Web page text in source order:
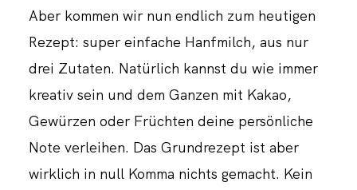
Aber kommen wir nun endlich zum heutigen
Rezept: super einfache Hanfmilch, aus nur
drei Zutaten. Natürlich kannst du wie immer
kreativ sein und dem Ganzen mit Kakao,
Gewürzen oder Früchten deine persönliche
Note verleihen. Das Grundrezept ist aber
wirklich in null Komma nichts gemacht. Kein